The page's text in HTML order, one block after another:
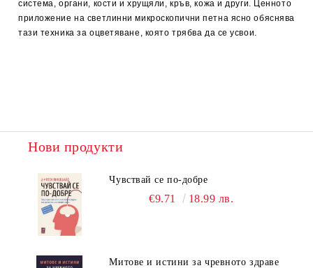
система, органи, кости и хрущяли, кръв, кожа и други. Ценното
приложение на светлинни микроскопични петна ясно обяснява
тази техника за оцветяване, която трябва да се усвои.
Нови продукти
Чувствай се по-добре
€9.71 18.99 лв.
Митове и истини за чревното здраве